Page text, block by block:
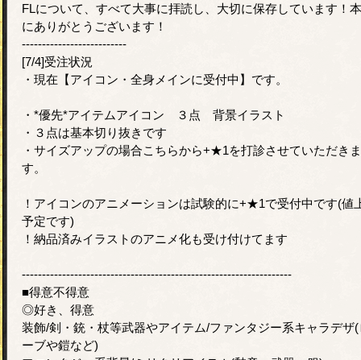
FLについて、すべて大事に拝読し、大切に保存しています！
にありがとうございます！
--------------------------
[7/4]受注状況
・現在【アイコン・全身メインに受付中】です。
・*優先*アイテムアイコン ３点 背景イラスト
・３点は基本切り抜きです
・サイズアップの場合こちらから+★1を打診させていただきま
す。
！アイコンのアニメーションは試験的に+★1で受付中です(値
予定です)
！納品済みイラストのアニメ化も受け付けてます
-------------------------------------------------------------------
■得意不得意
◎好き、得意
装飾/剣・銃・杖等武器やアイテム/ファンタジー系キャラデザ(
ーブや鎧など)